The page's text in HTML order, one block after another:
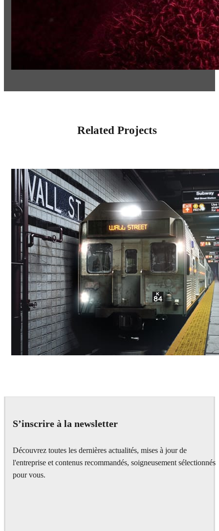
Related Projects
S’inscrire à la newsletter
Découvrez toutes les dernières actualités, mises à jour de
l'entreprise et contenus recommandés, soigneusement sélectionnés
pour vous.